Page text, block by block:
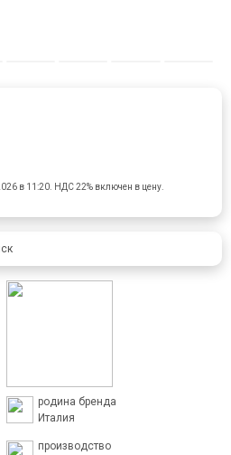
в 11:20. НДС 22% включен в цену.
родина бренда
Италия
производство